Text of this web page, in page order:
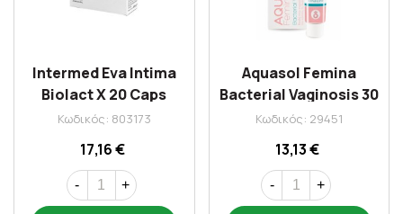
Intermed Eva Intima
Biolact X 20 Caps
Κωδικός: 803173
17,16 €
- +
Aquasol Femina
Bacterial Vaginosis 30
ml
Κωδικός: 29451
13,13 €
- +